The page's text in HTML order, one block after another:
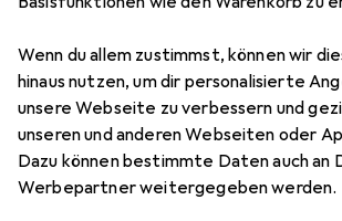
Wenn du allem zustimmst, können wir
hinaus nutzen, um dir personalisierte
unsere Webseite zu verbessern und
unseren und anderen Webseiten oder
Dazu können bestimmte Daten auch an
Werbepartner weitergegeben werden.
Zubehör für Global
5814R
Hier findest du passendes Zubehör zum
Messerset G-5814R aus den Kategorien
und Schneidebrett.